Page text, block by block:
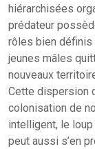
hiérarchisées
prédateur
rôles bien définis
jeunes mâles
nouveaux
Cette dispersion
colonisation de
intelligent, le
peut aussi s’en